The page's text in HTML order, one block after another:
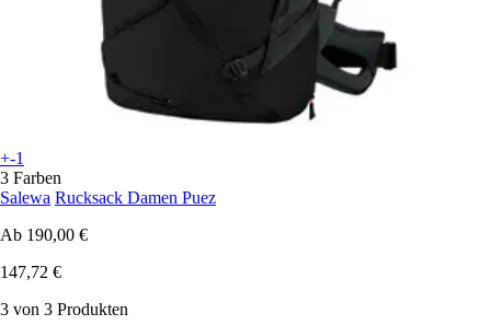
+-1
3 Farben
Salewa Rucksack Damen Puez
Ab 190,00 €
147,72 €
3 von 3 Produkten